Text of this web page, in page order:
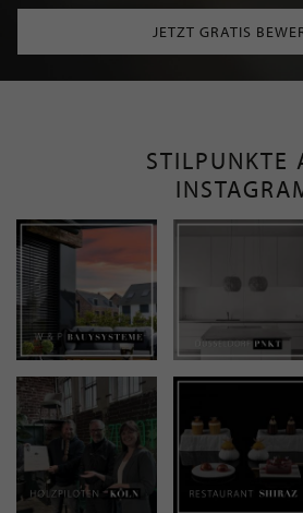
JETZT GRATIS
STILPUNKTE